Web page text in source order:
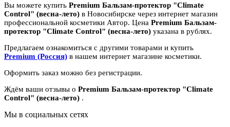
Вы можете купить Premium Бальзам-протектор "Climate
Control" (весна-лето) в Новосибирске через интернет магазин
профессиональной косметики Автор. Цена Premium Бальзам-
протектор "Climate Control" (весна-лето) указана в рублях.
Предлагаем ознакомиться с другими товарами и купить
Premium (Россия) в нашем интернет магазине косметики.
Оформить заказ можно без регистрации.
Ждём ваши отзывы о Premium Бальзам-протектор "Climate
Control" (весна-лето) .
Мы в социальных сетях